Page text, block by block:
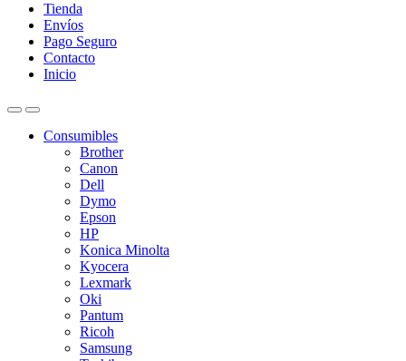
Tienda
Envíos
Pago Seguro
Contacto
Inicio
Consumibles
Brother
Canon
Dell
Dymo
Epson
HP
Konica Minolta
Kyocera
Lexmark
Oki
Pantum
Ricoh
Samsung